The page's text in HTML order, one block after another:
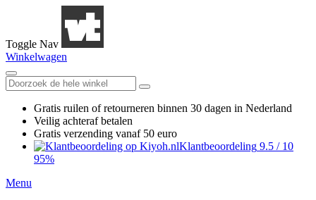
Toggle Nav
Winkelwagen
Gratis ruilen of retourneren binnen 30 dagen in Nederland
Veilig achteraf betalen
Gratis verzending vanaf 50 euro
Klantbeoordeling 9.5 / 10
95%
Menu